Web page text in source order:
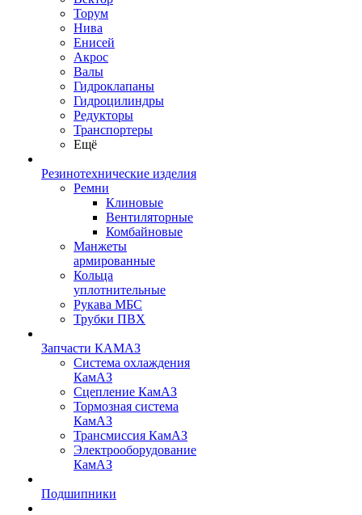
Торум
Нива
Енисей
Акрос
Валы
Гидроклапаны
Гидроцилиндры
Редукторы
Транспортеры
Ещё
Резинотехнические изделия
Ремни
Клиновые
Вентиляторные
Комбайновые
Манжеты
армированные
Кольца
уплотнительные
Рукава МБС
Трубки ПВХ
Запчасти КАМАЗ
Система охлаждения
КамАЗ
Сцепление КамАЗ
Тормозная система
КамАЗ
Трансмиссия КамАЗ
Электрооборудование
КамАЗ
Подшипники